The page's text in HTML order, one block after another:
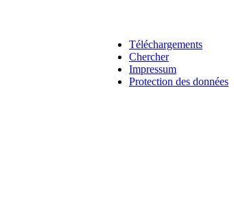
Téléchargements
Chercher
Impressum
Protection des données